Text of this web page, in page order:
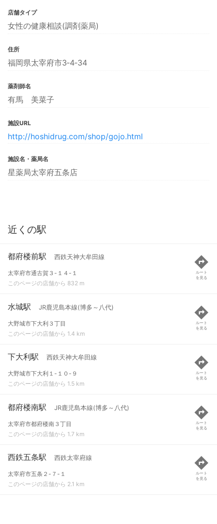
店舗タイプ
女性の健康相談(調剤薬局)
住所
福岡県太宰府市3‐4‐34
薬剤師名
有馬 美菜子
施設URL
http://hoshidrug.com/shop/gojo.html
施設名・薬局名
星薬局太宰府五条店
近くの駅
都府楼前駅 西鉄天神大牟田線
太宰府市通古賀３-１４-１
このページの店舗から 832 m
ルート
を見る
水城駅 JR鹿児島本線(博多～八代)
大野城市下大利３丁目
このページの店舗から 1.4 km
ルート
を見る
下大利駅 西鉄天神大牟田線
大野城市下大利１-１０-９
このページの店舗から 1.5 km
ルート
を見る
都府楼南駅 JR鹿児島本線(博多～八代)
太宰府市都府楼南３丁目
このページの店舗から 1.7 km
ルート
を見る
西鉄五条駅 西鉄太宰府線
太宰府市五条２-７-１
このページの店舗から 2.1 km
ルート
を見る